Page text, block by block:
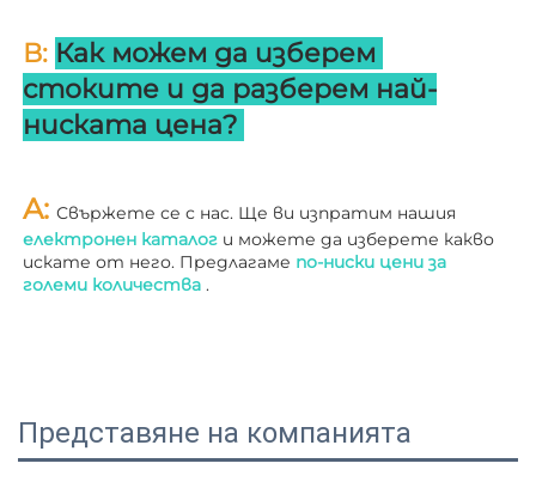
В: Как можем да изберем
стоките и да разберем най-
ниската цена?
A:
електронен каталог и можете да изберете какво
искате от него. Предлагаме по-ниски цени за
големи количества .
Представяне на компанията